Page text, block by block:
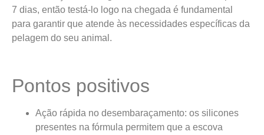
7 dias, então testá-lo logo na chegada é fundamental
para garantir que atende às necessidades específicas da
pelagem do seu animal.
Pontos positivos
Ação rápida no desembaraçamento: os silicones
presentes na fórmula permitem que a escova